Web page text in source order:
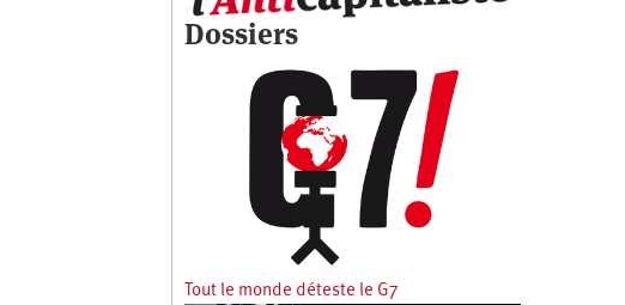
Dossiers
Tout le monde déteste le G7